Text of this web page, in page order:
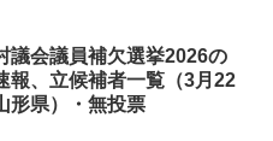
議会議員補欠選挙2026の
報、立候補者一覧（3月22
形県）・無投票